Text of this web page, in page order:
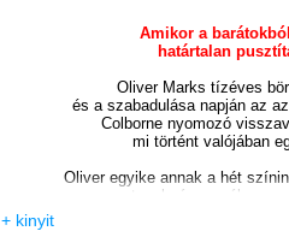
Amikor a
határtalan
Oliver Marks tízéves
és a szabadulása napján az
Colborne nyomozó
mi történt valójában
Oliver egyike annak a hét
tanulmányozzák egy
+ kinyit